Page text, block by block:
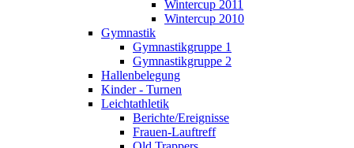
Wintercup 2011
Wintercup 2010
Gymnastik
Gymnastikgruppe 1
Gymnastikgruppe 2
Hallenbelegung
Kinder - Turnen
Leichtathletik
Berichte/Ereignisse
Frauen-Lauftreff